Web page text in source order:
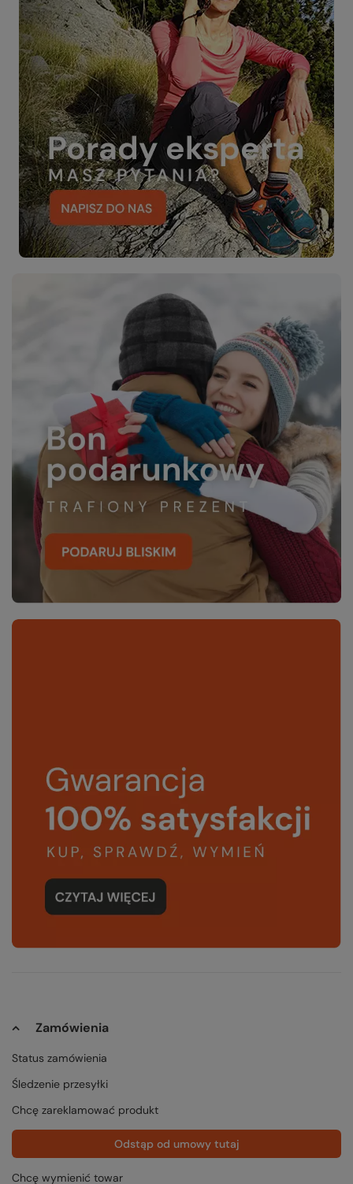
Zamówienia
Status zamówienia
Śledzenie przesyłki
Chcę zareklamować produkt
Odstąp od umowy tutaj
Chcę wymienić towar